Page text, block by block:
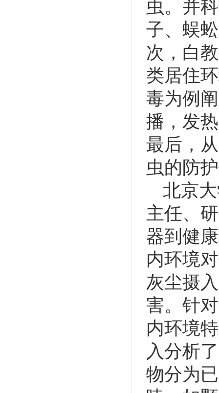
虫。并
子、蜈
次，白
类居住
毒为例
播，发
最后，
虫的防
北京
主任、
器到健
内环境
灰尘摄
害。针
内环境
入分析
物分为